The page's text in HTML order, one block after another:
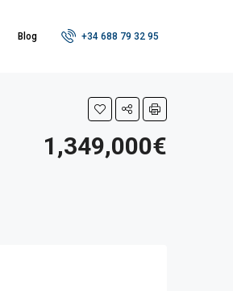
Blog +34 688 79 32 95
1,349,000€